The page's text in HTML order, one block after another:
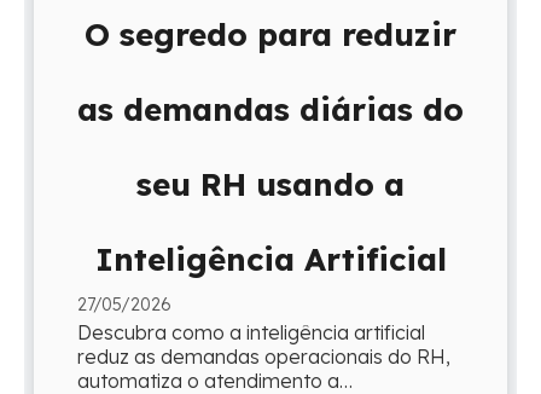
O segredo para reduzir
as demandas diárias do
seu RH usando a
Inteligência Artificial
27/05/2026
Descubra como a inteligência artificial
reduz as demandas operacionais do RH,
automatiza o atendimento a